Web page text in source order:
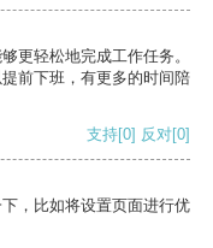
更轻松地完成工作任务。
前下班，有更多的时间陪
支持[0] 反对[0]
，比如将设置页面进行优